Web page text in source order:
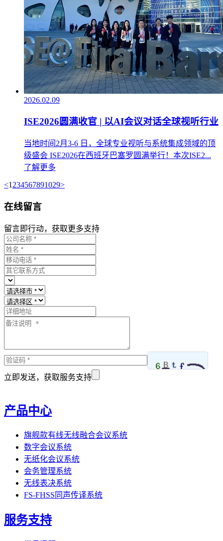
2026.02.09
ISE2026圆满收官 | 以AI会议对话全球视听行业
当地时间2月3-6 日，全球专业视听与系统集成领域的顶
级盛会 ISE2026在西班牙巴塞罗圆满举行！本次ISE2...
了解更多
<1 234567891029>
在线留言
留言即行动，获取更多支持
立即发送，获取服务支持
产品中心
旗舰款有线无线融合会议系统
数字会议系统
无纸化会议系统
会务管理系统
无线表决系统
FS-FHSS同声传译系统
服务支持